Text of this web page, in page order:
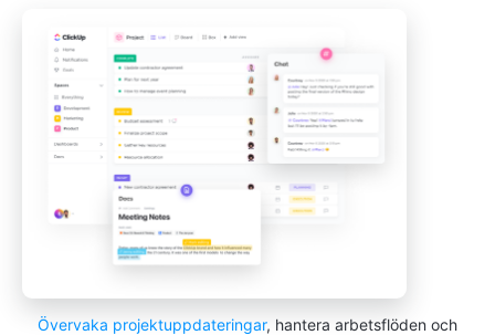
Övervaka projektuppdateringar, hantera arbetsflöden och